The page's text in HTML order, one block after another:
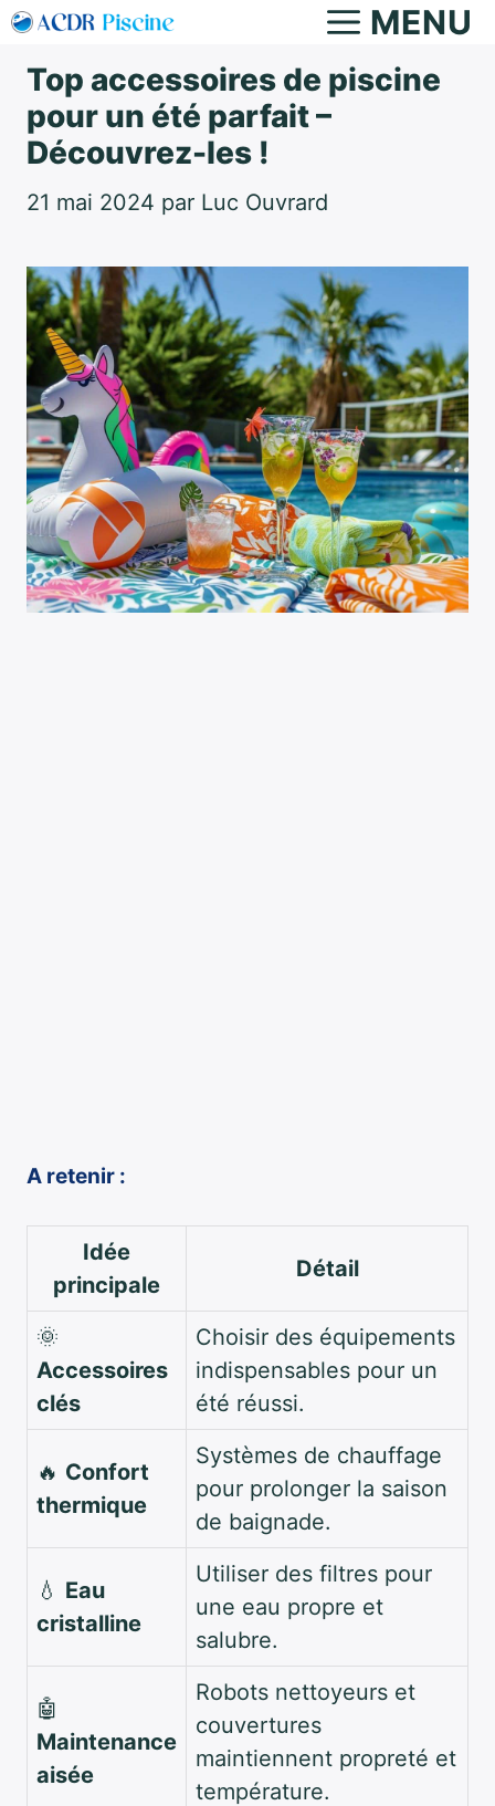
Aller
contenu
MENU
Top accessoires de piscine
pour un été parfait –
Découvrez-les !
21 mai 2024 par Luc Ouvrard
A retenir :
Idée
principale
Détail
🌞
Accessoires
clés
Choisir des équipements
indispensables pour un
été réussi.
🔥 Confort
thermique
Systèmes de chauffage
pour prolonger la saison
de baignade.
💧 Eau
cristalline
Utiliser des filtres pour
une eau propre et
salubre.
🤖
Maintenance
aisée
Robots nettoyeurs et
couvertures
maintiennent propreté et
température.